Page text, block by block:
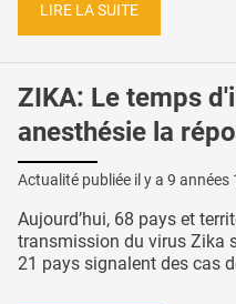
LIRE LA SUITE
ZIKA: Le temps
anesthésie la
Actualité publiée il y a 9 années
Aujourd’hui, 68 pays et
transmission du virus Zika
21 pays signalent des cas